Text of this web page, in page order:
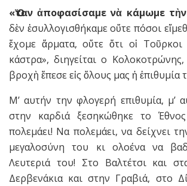
«Ὅταν ἀποφασίσαμε νὰ κάμωμε
δὲν ἐσυλλογισθήκαμε οὔτε πόσοι
ἔχομε ἄρματα, οὔτε ὅτι οἱ
κάστρα», διηγείται ο
βροχὴ ἔπεσε εἰς ὅλους μας ἡ ἐπιθυμία
Μ’ αυτήν την φλογερή επιθυμία, μ’
στην καρδιά ξεσηκώθηκε το
πολεμάει! Να πολεμάει, να δείχνει
μεγαλοσύνη του κι ολοένα να
Λευτεριά του! Στο Βαλτέτσι και
Δερβενάκια και στην Γραβιά, στο